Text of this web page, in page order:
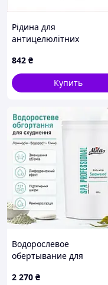
Рідина для
антицелюлітних
Anti-cellulite Bandage
Slimming Fluid Hillar
T825H3426
842 ₴
Купить
Водорослевое
обертывание для
ламинарией,
2 270 ₴